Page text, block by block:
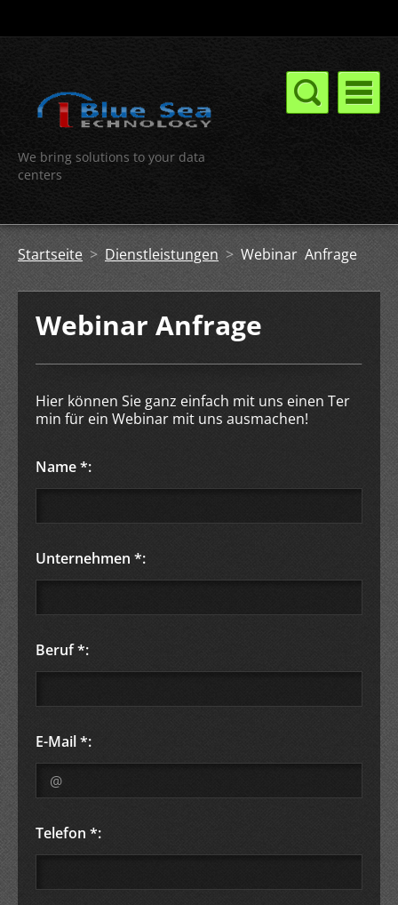
We bring solutions to your data
centers
Startseite > Dienstleistungen > Webinar Anfrage
Webinar Anfrage
Hier können Sie ganz einfach mit uns einen Ter
min für ein Webinar mit uns ausmachen!
Name *:
Unternehmen *:
Beruf *:
E-Mail *:
Telefon *: